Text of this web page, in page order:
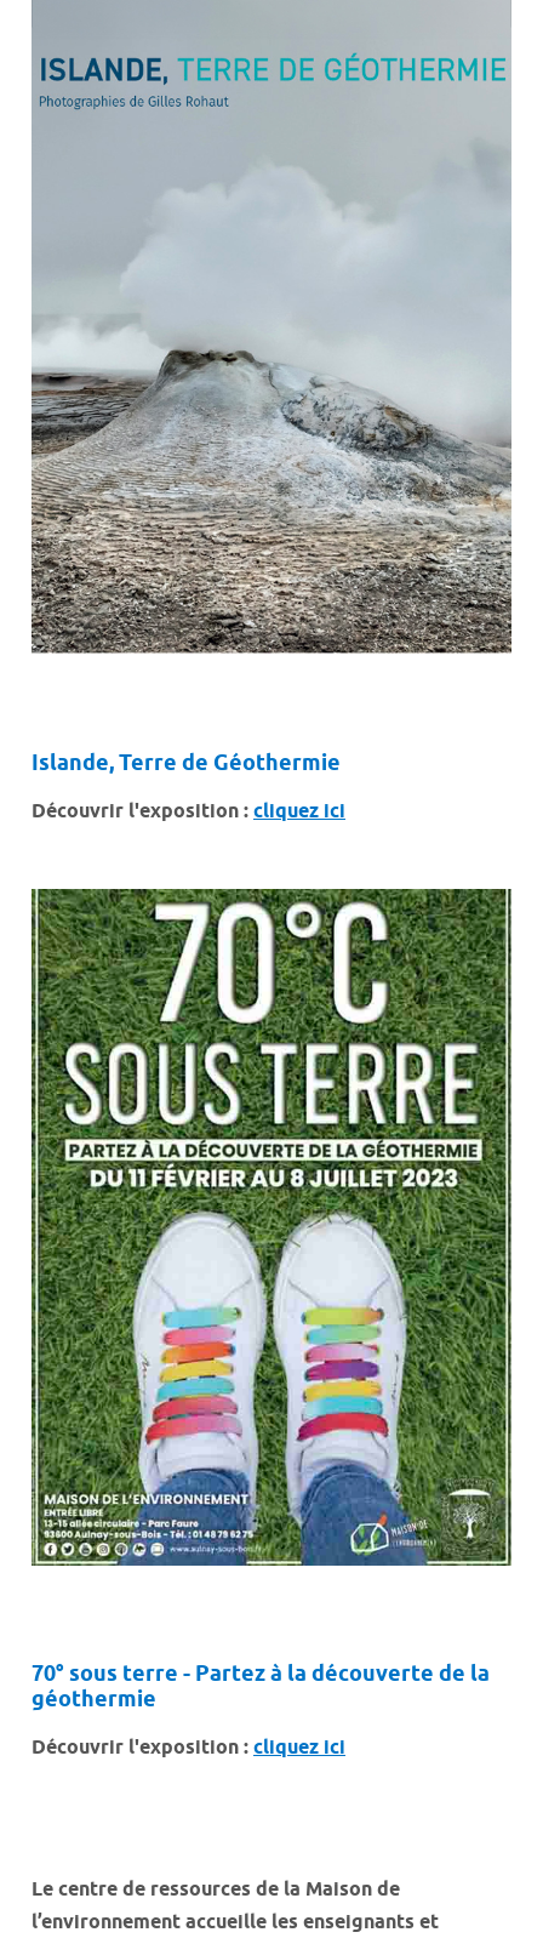
Islande, Terre de Géothermie
Découvrir l'exposition :cliquez ici
70° sous terre - Partez à la découverte de la
géothermie
Découvrir l'exposition :cliquez ici
Le centre de ressources de la Maison de
l’environnement accueille les enseignants et